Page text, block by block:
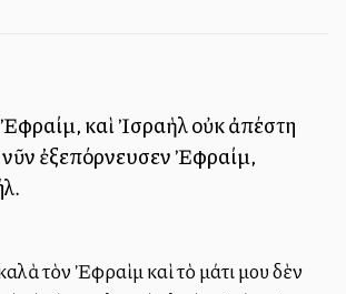
καὶ Ἰσραὴλ οὐκ ἀπέστη
νῦν ἐξεπόρνευσεν Ἐφραίμ,
τὸν Ἐφραὶμ καὶ τὸ μάτι μου δὲν